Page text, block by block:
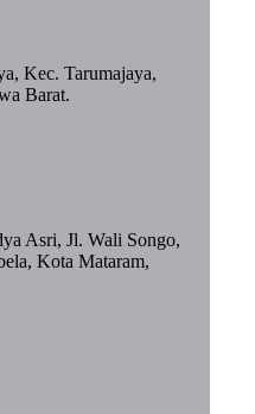
Kec. Tarumajaya,
Barat.
Asri, Jl. Wali Songo,
Kota Mataram,